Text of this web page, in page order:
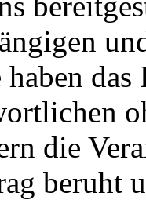
die
beruht